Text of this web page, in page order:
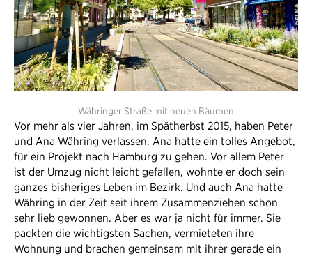
Währinger Straße mit neuen Bäumen
Vor mehr als vier Jahren, im Spätherbst 2015, haben Peter
und Ana Währing verlassen. Ana hatte ein tolles Angebot,
für ein Projekt nach Hamburg zu gehen. Vor allem Peter
ist der Umzug nicht leicht gefallen, wohnte er doch sein
ganzes bisheriges Leben im Bezirk. Und auch Ana hatte
Währing in der Zeit seit ihrem Zusammenziehen schon
sehr lieb gewonnen. Aber es war ja nicht für immer. Sie
packten die wichtigsten Sachen, vermieteten ihre
Wohnung und brachen gemeinsam mit ihrer gerade ein